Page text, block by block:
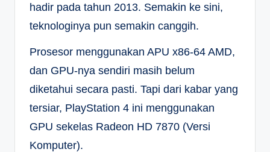
hadir pada tahun 2013. Semakin ke sini,
teknologinya pun semakin canggih.
Prosesor menggunakan APU x86-64 AMD,
dan GPU-nya sendiri masih belum
diketahui secara pasti. Tapi dari kabar yang
tersiar, PlayStation 4 ini menggunakan
GPU sekelas Radeon HD 7870 (Versi
Komputer).